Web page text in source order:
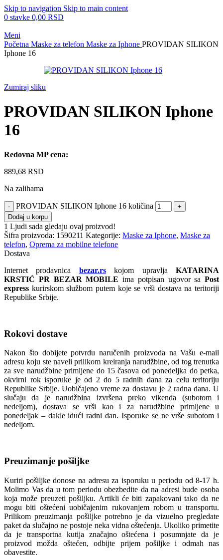
Skip to navigation Skip to main content
0 stavke 0,00 RSD
Meni
Početna Maske za telefon Maske za Iphone PROVIDAN SILIKON
Iphone 16
Zumiraj sliku
PROVIDAN SILIKON Iphone
16
Redovna MP cena:
889,68 RSD
Na zalihama
PROVIDAN SILIKON Iphone 16 količina
Dodaj u korpu
1 Ljudi sada gledaju ovaj proizvod!
Šifra proizvoda: 1590211 Kategorije: Maske za Iphone, Maske za
telefon, Oprema za mobilne telefone
Dostava
Internet prodavnica bezar.rskojom upravljaKATARINA
KRSTIĆ PR BEZAR MOBILE ima potpisan ugovor sa Post
express kurirskom službom putem koje se vrši dostava na teritoriji
Republike Srbije.
Rokovi dostave
Nakon što dobijete potvrdu naručenih proizvoda na Vašu e-mail
adresu koju ste naveli prilikom kreiranja narudžbine, od tog trenutka
za sve narudžbine primljene do 15 časova od ponedeljka do petka,
okvirni rok isporuke je od 2 do 5 radnih dana za celu teritoriju
Republike Srbije. Uobičajeno vreme za dostavu je 2 radna dana. U
slučaju da je narudžbina izvršena preko vikenda (subotom i
nedeljom), dostava se vrši kao i za narudžbine primljene u
ponedeljak – dakle idući radni dan. Isporuke se ne vrše subotom i
nedeljom.
Preuzimanje pošiljke
Kuriri pošiljke donose na adresu za isporuku u periodu od 8-17 h.
Molimo Vas da u tom periodu obezbedite da na adresi bude osoba
koja može preuzeti pošiljku. Artikli će biti zapakovani tako da ne
mogu biti oštećeni uobičajenim rukovanjem robom u transportu.
Prilikom preuzimanja pošiljke potrebno je da vizuelno pregledate
paket da slučajno ne postoje neka vidna oštećenja. Ukoliko primetite
da je transportna kutija značajno oštećena i posumnjate da je
proizvod možda oštećen, odbijte prijem pošiljke i odmah nas
obavestite.